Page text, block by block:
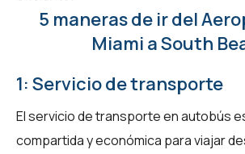
5 maneras de ir del
Miami a South
1: Servicio de transporte
El servicio de transporte en autobús
compartida y económica para viajar